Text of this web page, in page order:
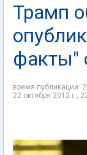
Трамп
факты"
время публикации:
22 октября 2012 г.,